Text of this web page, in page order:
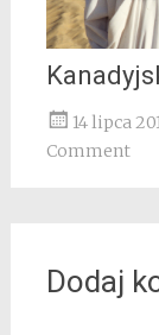
14 lipca
Comment
Dodaj